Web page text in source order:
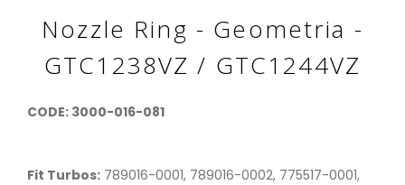
Nozzle Ring - Geometria -
GTC1238VZ / GTC1244VZ
CODE: 3000-016-081
Fit Turbos: 789016-0001, 789016-0002, 775517-0001,